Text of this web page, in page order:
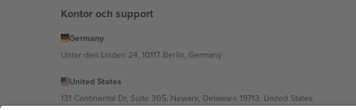
Kontor och support
Germany
Unter den Linden 24, 10117 Berlin, Germany
United States
131 Continental Dr, Suite 305, Newark, Delaware 19713, United States